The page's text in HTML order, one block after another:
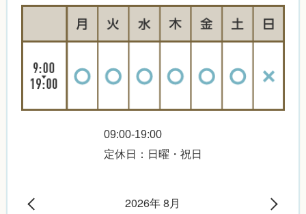
09:00-19:00
定休日：日曜・祝日
2026年 8月